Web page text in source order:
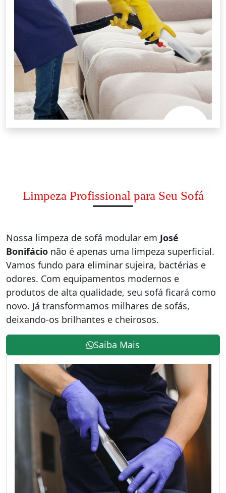
Limpeza Profissional para Seu Sofá
Nossa limpeza de sofá modular em José
Bonifácio não é apenas uma limpeza superficial.
Vamos fundo para eliminar sujeira, bactérias e
odores. Com equipamentos modernos e
produtos de alta qualidade, seu sofá ficará como
novo. Já transformamos milhares de sofás,
deixando-os brilhantes e cheirosos.
Saiba Mais